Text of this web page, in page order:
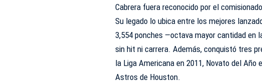
Cabrera fuera reconocido por el
Su legado lo ubica entre los mejores
3,554 ponches —octava mayor cantidad en
sin hit ni carrera. Además, conquistó tres
la Liga Americana en 2011, Novato del Año
Astros de Houston.